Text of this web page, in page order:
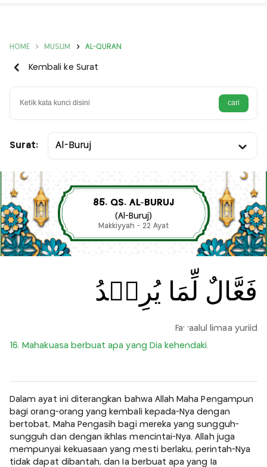
HOME MUSLIM AL-QURAN
Kembali ke Surat
Surat: Al-Buruj
85. QS. AL-BURUJ
(Al-Buruj)
Makkiyyah - 22 Ayat
فَعَّالٌ لِّمَا يُرِيۡدُ
Fa' 'aalul limaa yuriid
16. Mahakuasa berbuat apa yang Dia kehendaki.
Dalam ayat ini diterangkan bahwa Allah Maha Pengampun
bagi orang-orang yang kembali kepada-Nya dengan
bertobat, Maha Pengasih bagi mereka yang sungguh-
sungguh dan dengan ikhlas mencintai-Nya. Allah juga
mempunyai kekuasaan yang mesti berlaku, perintah-Nya
tidak dapat dibantah, dan Ia berbuat apa yang Ia